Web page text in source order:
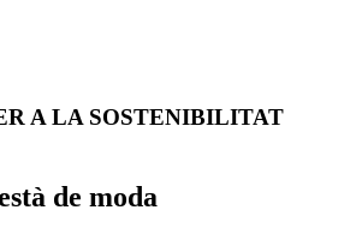
A LA SOSTENIBILITAT
de moda